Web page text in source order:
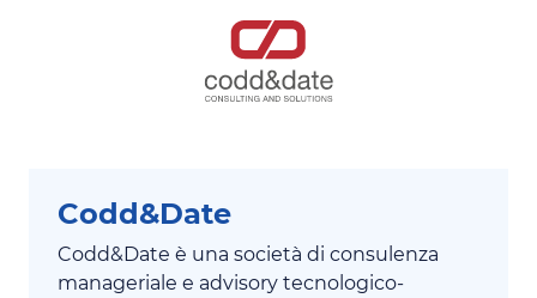
Codd&Date
Codd&Date è una società di consulenza
manageriale e advisory tecnologico-